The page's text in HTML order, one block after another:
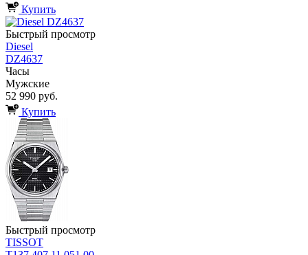
Купить
Быстрый просмотр
Diesel
DZ4637
Часы
Мужские
52 990 руб.
Купить
Быстрый просмотр
TISSOT